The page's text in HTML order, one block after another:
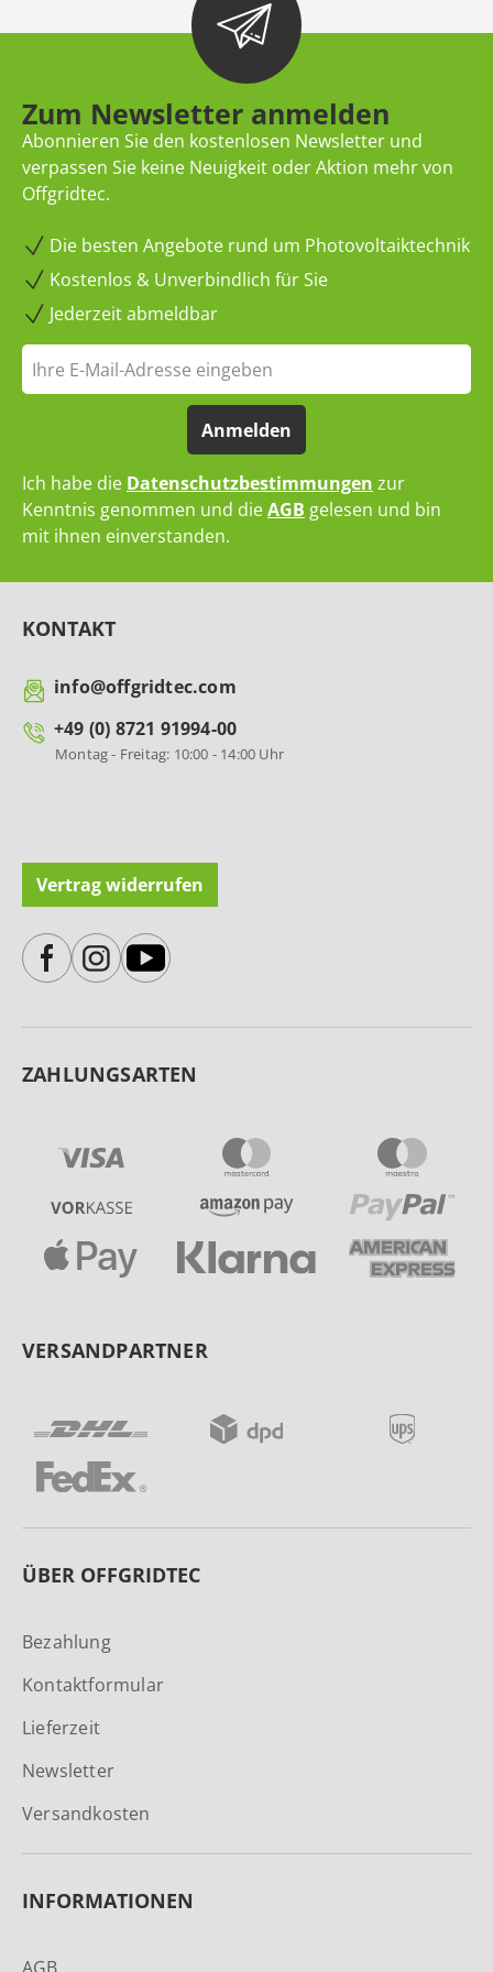
Zum Newsletter anmelden
Abonnieren Sie den kostenlosen Newsletter und
verpassen Sie keine Neuigkeit oder Aktion mehr von
Offgridtec.
Die besten Angebote rund um Photovoltaiktechnik
Kostenlos & Unverbindlich für Sie
Jederzeit abmeldbar
Anmelden
Ich habe die Datenschutzbestimmungen zur
Kenntnis genommen und dieAGB gelesen und bin
mit ihnen einverstanden.
KONTAKT
info@offgridtec.com
+49 (0) 8721 91994-00
Montag - Freitag: 10:00 - 14:00 Uhr
Vertrag widerrufen
ZAHLUNGSARTEN
VERSANDPARTNER
ÜBER OFFGRIDTEC
Bezahlung
Kontaktformular
Lieferzeit
Newsletter
Versandkosten
INFORMATIONEN